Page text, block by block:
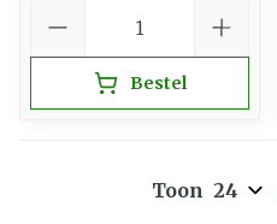
Bestel
Toon